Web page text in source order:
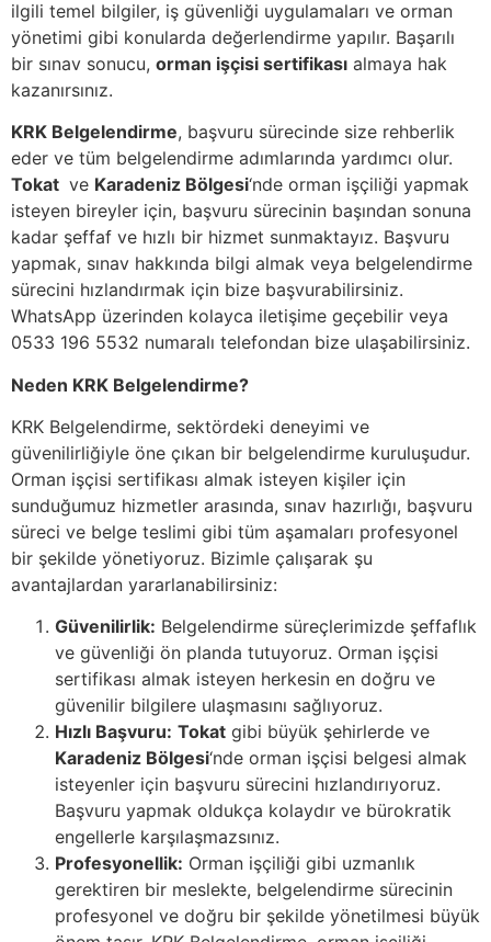
ilgili temel bilgiler, iş güvenliği uygulamaları ve orman
yönetimi gibi konularda değerlendirme yapılır. Başarılı
bir sınav sonucu, orman işçisi sertifikası almaya hak
kazanırsınız.
KRK Belgelendirme, başvuru sürecinde size rehberlik
eder ve tüm belgelendirme adımlarında yardımcı olur.
Tokat ve Karadeniz Bölgesi‘nde orman işçiliği yapmak
isteyen bireyler için, başvuru sürecinin başından sonuna
kadar şeffaf ve hızlı bir hizmet sunmaktayız. Başvuru
yapmak, sınav hakkında bilgi almak veya belgelendirme
sürecini hızlandırmak için bize başvurabilirsiniz.
WhatsApp üzerinden kolayca iletişime geçebilir veya
0533 196 5532 numaralı telefondan bize ulaşabilirsiniz.
Neden KRK Belgelendirme?
KRK Belgelendirme, sektördeki deneyimi ve
güvenilirliğiyle öne çıkan bir belgelendirme kuruluşudur.
Orman işçisi sertifikası almak isteyen kişiler için
sunduğumuz hizmetler arasında, sınav hazırlığı, başvuru
süreci ve belge teslimi gibi tüm aşamaları profesyonel
bir şekilde yönetiyoruz. Bizimle çalışarak şu
avantajlardan yararlanabilirsiniz:
Güvenilirlik: Belgelendirme süreçlerimizde şeffaflık
ve güvenliği ön planda tutuyoruz. Orman işçisi
sertifikası almak isteyen herkesin en doğru ve
güvenilir bilgilere ulaşmasını sağlıyoruz.
Hızlı Başvuru: Tokat gibi büyük şehirlerde ve
Karadeniz Bölgesi‘nde orman işçisi belgesi almak
isteyenler için başvuru sürecini hızlandırıyoruz.
Başvuru yapmak oldukça kolaydır ve bürokratik
engellerle karşılaşmazsınız.
Profesyonellik: Orman işçiliği gibi uzmanlık
gerektiren bir meslekte, belgelendirme sürecinin
profesyonel ve doğru bir şekilde yönetilmesi büyük